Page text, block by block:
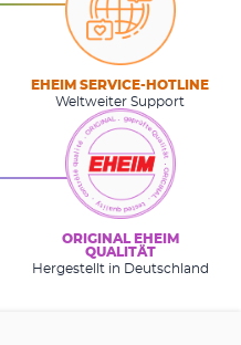
EHEIM SERVICE-HOTLINE
Weltweiter Support
ORIGINAL EHEIM
QUALITÄT
Hergestellt in Deutschland